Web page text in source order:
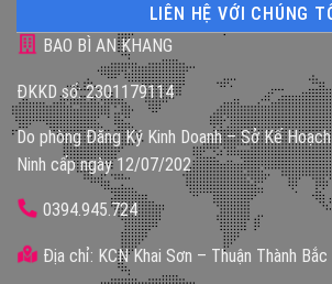
LIÊN HỆ VỚI CHÚNG
BAO BÌ AN KHANG
ĐKKD số: 2301179114
Do phòng Đăng Ký Kinh Doanh – Sở Kế
Ninh cấp ngày 12/07/202
0394.945.724
Địa chỉ: KCN Khai Sơn – Thuận Thành Bắc